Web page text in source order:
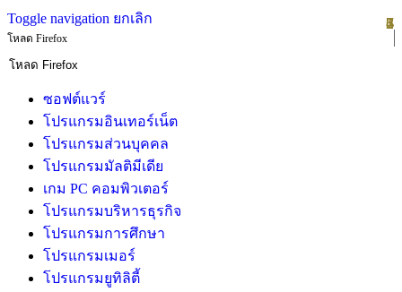
Toggle navigation ยกเลิก
โหลด Firefox
ซอฟต์แวร์
โปรแกรมอินเทอร์เน็ต
โปรแกรมส่วนบุคคล
โปรแกรมมัลติมีเดีย
เกม PC คอมพิวเตอร์
โปรแกรมบริหารธุรกิจ
โปรแกรมการศึกษา
โปรแกรมเมอร์
โปรแกรมยูทิลิตี้
1
2
3
4
5
6
7